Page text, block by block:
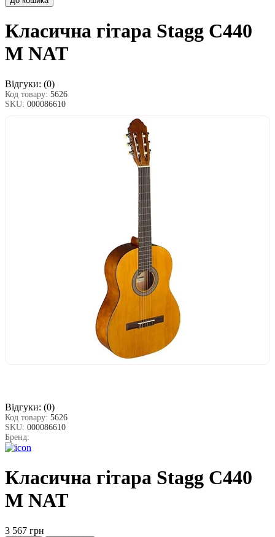
Класична гітара Stagg C440
M NAT
Відгуки: (0)
Код товару: 5626
SKU: 000086610
Відгуки: (0)
Код товару: 5626
SKU: 000086610
Бренд:
Класична гітара Stagg C440
M NAT
3 567 грн